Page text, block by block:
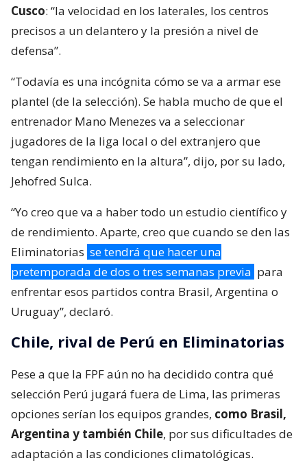
Cusco: “la velocidad en los laterales, los centros
precisos a un delantero y la presión a nivel de
defensa”.
“Todavía es una incógnita cómo se va a armar ese
plantel (de la selección). Se habla mucho de que el
entrenador Mano Menezes va a seleccionar
jugadores de la liga local o del extranjero que
tengan rendimiento en la altura”, dijo, por su lado,
Jehofred Sulca.
“Yo creo que va a haber todo un estudio científico y
de rendimiento. Aparte, creo que cuando se den las
Eliminatorias se tendrá que hacer una
pretemporada de dos o tres semanas previa para
enfrentar esos partidos contra Brasil, Argentina o
Uruguay”, declaró.
Chile, rival de Perú en Eliminatorias
Pese a que la FPF aún no ha decidido contra qué
selección Perú jugará fuera de Lima, las primeras
opciones serían los equipos grandes, como Brasil,
Argentina y también Chile, por sus dificultades de
adaptación a las condiciones climatológicas.